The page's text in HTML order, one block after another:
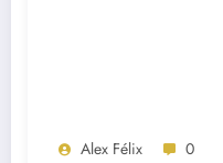
Alex Félix 0